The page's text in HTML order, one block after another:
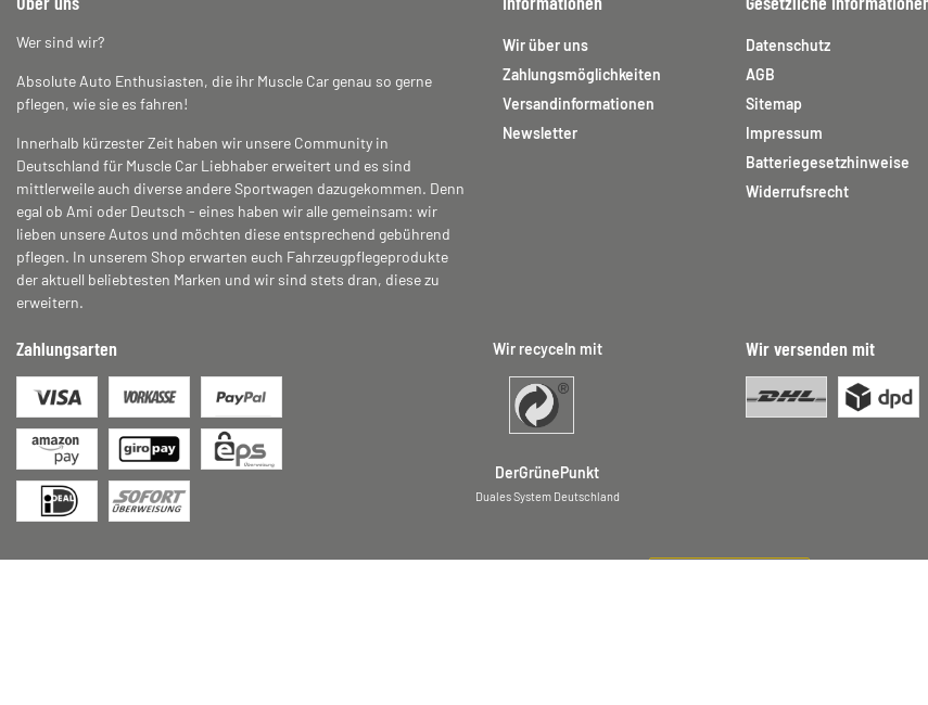
Wer sind wir?
Absolute Auto Enthusiasten, die ihr Muscle Car genau so gerne
pflegen, wie sie es fahren!
Innerhalb kürzester Zeit haben wir unsere Community in
Deutschland für Muscle Car Liebhaber erweitert und es sind
mittlerweile auch diverse andere Sportwagen dazugekommen. Denn
egal ob Ami oder Deutsch - eines haben wir alle gemeinsam: wir
lieben unsere Autos und möchten diese entsprechend gebührend
pflegen. In unserem Shop erwarten euch Fahrzeugpflegeprodukte
der aktuell beliebtesten Marken und wir sind stets dran, diese zu
erweitern.
Wir über uns
Zahlungsmöglichkeiten
Versandinformationen
Newsletter
Datenschutz
AGB
Sitemap
Impressum
Batteriegesetzhinweise
Widerrufsrecht
Zahlungsarten Wir recyceln mit
DerGrünePunkt
Duales System Deutschland
Wir versenden mit